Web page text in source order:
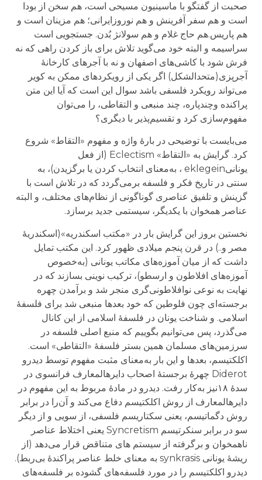
صحبت از گفتگو با ماسینیون مسیحی است، هم سخن از بودا
است و هم سفر آفرینش و هم نوروزایرانی؛ هم مزینان است و
هم پاریس.هم حاج غلام و هم سولانژ بُدن. جستجویی است
سراسیمه و البته خود می‌گوید تلاش برای باز کردن راهی که نه
فرش شود با کاشی‌های اصفهان و نه با آجرهای کارخانهٔ
آجرپزی(متحدالشکل) اگر یکی از رویکردهای ممکن به کویر
می‌تواند رویکرد فلسفی باشد سوال این است که آیا این متن
پراکنده وچندپاره، چند منبعی و التقاطی، را می‌توان
مفهوم‌سازی کرد و تقسیم‌پذیر با دیگری؟
می‌بایست با توضیحی در بارهٔ واژه و مفهوم «التقاط» شروع
کرد. گرایش به «التقاط» Eclectism (از فعل
یونانیeklegein ، به‌معنای انتخاب کردن یا برگزیدن)، به
سنتی در تاریخ فکر و فلسفه برمی‌گردد که در تلاش است با
گزینش و تلفیق عناصری گوناگونی از نظام‌های مختلف، و البته
عناصر همخوان با یکدیگر، سیستمی جدید برسازد.
نخستین بروز این گرایش بار در «مکتب اسکندریه»(اسکندریهٔ
مصر و..) در قرن پنجم میلادی ظهور کرد. این مکتب تمایل
داشت که از میان آموزه‌های مکاتب یونانی (به‌خصوص
آموزه‌های افلاطون و ارسطو)، ترکیب نوینی بسازند که در
نهایت به نوعی نوافلاطونی‌گری منجر شد و برآمدن چهره
برجسته‌ای چون فلوطین که خود بعدها منبعی شد برای فلسفهٔ
اسلامی. و شناخت یونان در فلسفهٔ اسلامی از این کانال
می‌گذرد، پس می‌توانیم بگوییم که منبع اصلی فلسفه در
سرزمین‌های مسلمان همین بستر فلسفهٔ «التقاطی» است.
اکلکتیسم، بعدها و این بار به‌معنای مثبت مفهوم توسط دیدرو
Diderot چهرهٔ‌ برجستهٔ اصحاب دایرهالمعارف فرانسوی در
سدهٔ ۱۸نیز به‌کار رفت. دیدرو در مادهٔ مربوط به این مفهوم در
دایرهالمعارف از روش اکلکتیسم دفاع می‌کند و آن‌را در برابر
روش دگماتیسم، یعنی سکتاریسم فلسفی، از سویی و از دیگر
سو در برابر سنکرتیسم Syncretism یعنی اختلاط عناصر
ناهمخوان و برگرفته از سیستم های متناقض قرار می‌دهد (از
ریشهٔ یونانی synkrasis به معنای خلط عناصر پراکندهٔ بی‌ربط).
دیدرو اکلکتیسم را در مورد فلسفه‌های گشوده بر فلسفه‌های